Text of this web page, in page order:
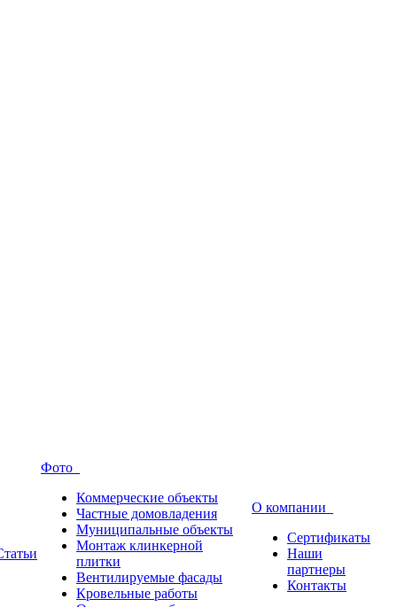
Фото
Коммерческие объекты
Частные домовладения
Муниципальные объекты
Монтаж клинкерной
плитки
Вентилируемые фасады
Кровельные работы
О компании
Сертификаты
Наши
партнеры
Контакты